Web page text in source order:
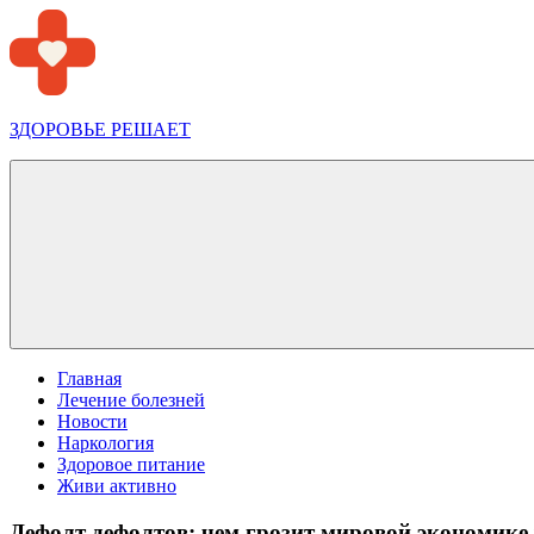
Перейти
к
содержимому
ЗДОРОВЬЕ РЕШАЕТ
Меню
Главная
Лечение болезней
Новости
Наркология
Здоровое питание
Живи активно